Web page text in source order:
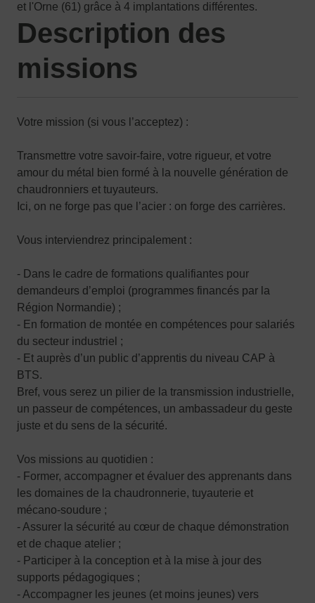
et l'Orne (61) grâce à 4 implantations différentes.
Description des
missions
Votre mission (si vous l’acceptez) :
Transmettre votre savoir-faire, votre rigueur, et votre
amour du métal bien formé à la nouvelle génération de
chaudronniers et tuyauteurs.
Ici, on ne forge pas que l’acier : on forge des carrières.
Vous interviendrez principalement :
- Dans le cadre de formations qualifiantes pour
demandeurs d’emploi (programmes financés par la
Région Normandie) ;
- En formation de montée en compétences pour salariés
du secteur industriel ;
- Et auprès d’un public d’apprentis du niveau CAP à
BTS.
Bref, vous serez un pilier de la transmission industrielle,
un passeur de compétences, un ambassadeur du geste
juste et du sens de la sécurité.
Vos missions au quotidien :
- Former, accompagner et évaluer des apprenants dans
les domaines de la chaudronnerie, tuyauterie et
mécano-soudure ;
- Assurer la sécurité au cœur de chaque démonstration
et de chaque atelier ;
- Participer à la conception et à la mise à jour des
supports pédagogiques ;
- Accompagner les jeunes (et moins jeunes) vers